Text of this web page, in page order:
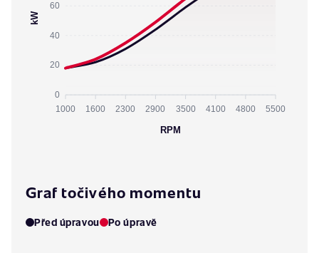
60
40
20
0
kW
1000 1600 2300 2900 3500 4100 4800 5500
RPM
Graf točivého momentu
Před úpravou Po úpravě